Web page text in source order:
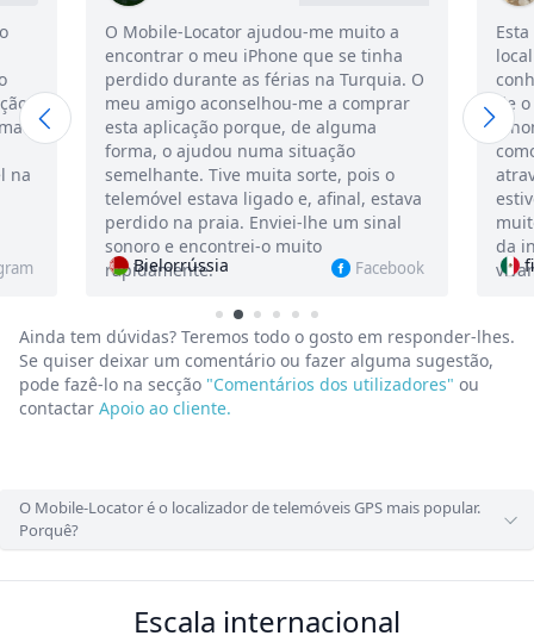
muito a
Turquia. O
a comprar
alguma
pois o
afinal, estava
Facebook
Esta é a única aplicação inteligente de
localização de iPhone de terceiros que
conheço até à data. Comprei-o depois
de o meu namorado ter perdido o
iPhone e estávamos a tentar descobrir
como encontrar o iPhone perdido
através do número de telefone, se este
estivesse desligado. Em geral, gostámos
muito da funcionalidade da aplicação e
da interface. Recomendamos
vivamente!
find-iphone.5294 Instagram
Ainda tem dúvidas? Teremos todo o gosto em responder-lhes.
Se quiser deixar um comentário ou fazer alguma sugestão,
pode fazê-lo na secção "Comentários dos utilizadores" ou
contactar Apoio ao cliente.
O Mobile-Locator é o localizador de telemóveis GPS mais popular.
Porquê?
Escala internacional